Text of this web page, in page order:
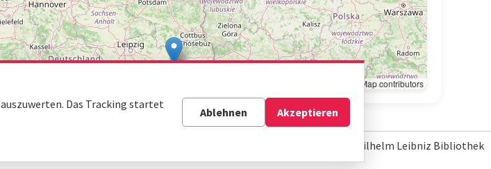
© OpenStreetMap contributors
© Gottfried Wilhelm Leibniz Bibliothek
Das Tracking startet
Ablehnen Akzeptieren